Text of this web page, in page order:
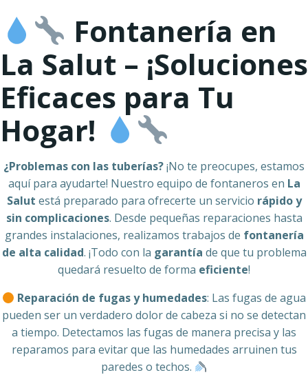
Fontanería en
La Salut – ¡Soluciones
Eficaces para Tu
Hogar!
¿Problemas con las tuberías?¡No te preocupes, estamos
aquí para ayudarte! Nuestro equipo de fontaneros en La
Salut está preparado para ofrecerte un servicio rápido y
sin complicaciones. Desde pequeñas reparaciones hasta
grandes instalaciones, realizamos trabajos de fontanería
de alta calidad. ¡Todo con la garantía de que tu problema
quedará resuelto de forma eficiente!
Reparación de fugas y humedades: Las fugas de agua
pueden ser un verdadero dolor de cabeza si no se detectan
a tiempo. Detectamos las fugas de manera precisa y las
reparamos para evitar que las humedades arruinen tus
paredes o techos.